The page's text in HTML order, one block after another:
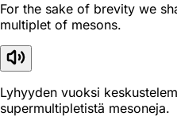
For the sake of brevity we
multiplet of mesons.
Lyhyyden vuoksi
supermultipletistä mesoneja.